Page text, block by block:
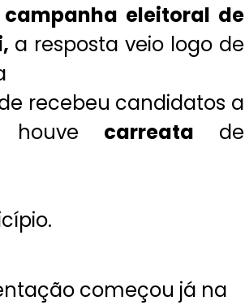
eleitoral de
a resposta veio logo de
recebeu candidatos a
houve carreata de
começou já na